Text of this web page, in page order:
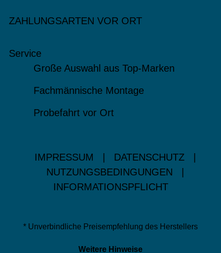
ZAHLUNGSARTEN VOR ORT
Service
Große Auswahl aus Top-Marken
Fachmännische Montage
Probefahrt vor Ort
IMPRESSUM DATENSCHUTZ
NUTZUNGSBEDINGUNGEN
INFORMATIONSPFLICHT
* Unverbindliche Preisempfehlung des Herstellers
Weitere Hinweise